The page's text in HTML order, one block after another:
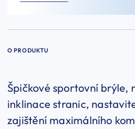
O PRODUKTU
Špičkové sportovní brýle,
inklinace stranic,
zajištění maximálního